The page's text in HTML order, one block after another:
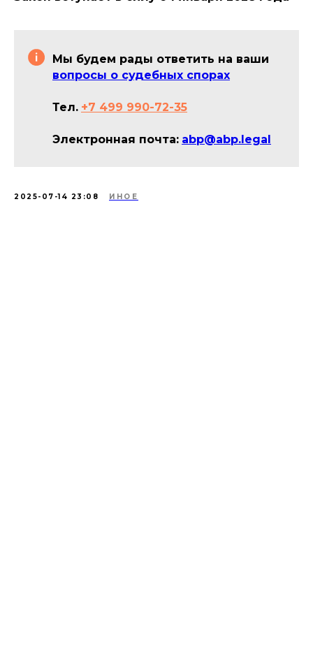
Мы будем рады ответить на ваши
вопросы о судебных спорах
Тел. +7 499 990-72-35
Электронная почта: abp@abp.legal
2025-07-14 23:08 ИНОЕ